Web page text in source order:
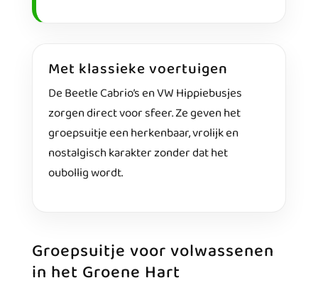
Met klassieke voertuigen
De Beetle Cabrio’s en VW Hippiebusjes
zorgen direct voor sfeer. Ze geven het
groepsuitje een herkenbaar, vrolijk en
nostalgisch karakter zonder dat het
oubollig wordt.
Groepsuitje voor volwassenen
in het Groene Hart